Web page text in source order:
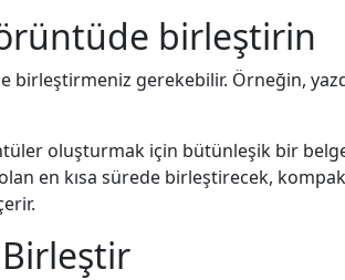
birleştirin
gerekebilir. Örneğin,
oluşturmak için bütünleşik bir
en kısa sürede birleştirecek,